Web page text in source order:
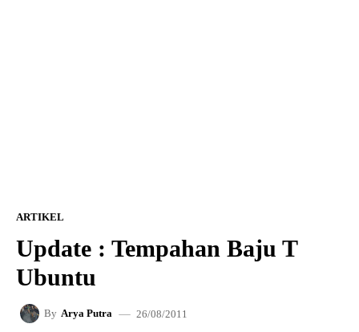
ARTIKEL
Update : Tempahan Baju T
Ubuntu
By Arya Putra 26/08/2011